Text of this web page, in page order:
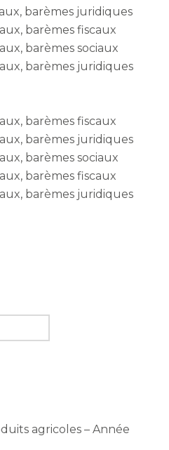
barèmes juridiques
barèmes fiscaux
barèmes sociaux
barèmes juridiques
barèmes fiscaux
barèmes juridiques
barèmes sociaux
barèmes fiscaux
barèmes juridiques
agricoles – Année